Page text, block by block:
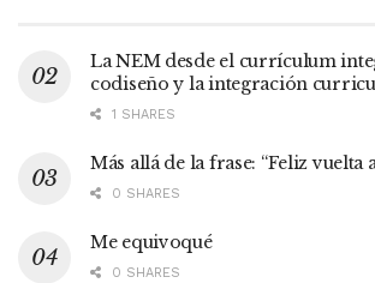
La NEM desde el currículum
codiseño y la integración
1 SHARES
Más allá de la frase: “Feliz vuelta
0 SHARES
Me equivoqué
0 SHARES